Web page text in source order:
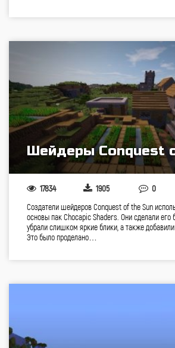
Шейдеры Conquest
17834 1905 0
Создатели шейдеров Conquest of the Sun
основы пак Chocapic Shaders. Они сделали его
убрали слишком яркие блики, а также
Это было проделано…